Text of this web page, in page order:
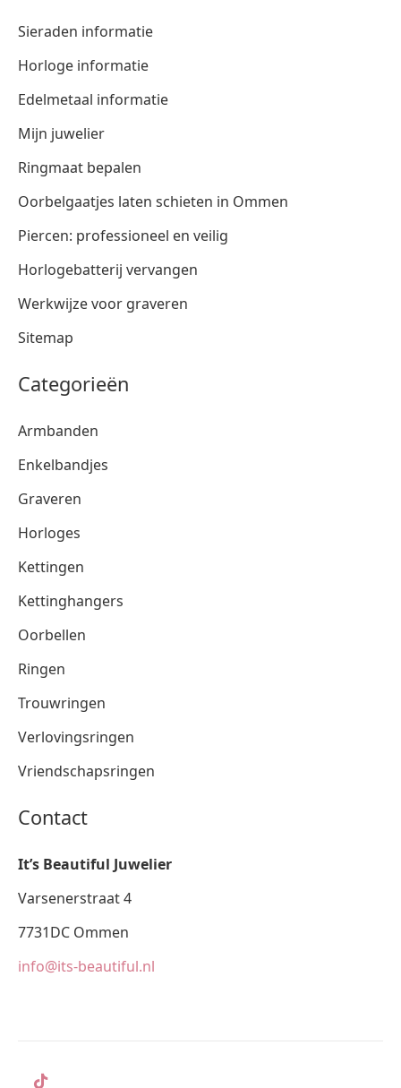
Sieraden informatie
Horloge informatie
Edelmetaal informatie
Mijn juwelier
Ringmaat bepalen
Oorbelgaatjes laten schieten in Ommen
Piercen: professioneel en veilig
Horlogebatterij vervangen
Werkwijze voor graveren
Sitemap
Categorieën
Armbanden
Enkelbandjes
Graveren
Horloges
Kettingen
Kettinghangers
Oorbellen
Ringen
Trouwringen
Verlovingsringen
Vriendschapsringen
Contact
It’s Beautiful Juwelier
Varsenerstraat 4
7731DC Ommen
info@its-beautiful.nl